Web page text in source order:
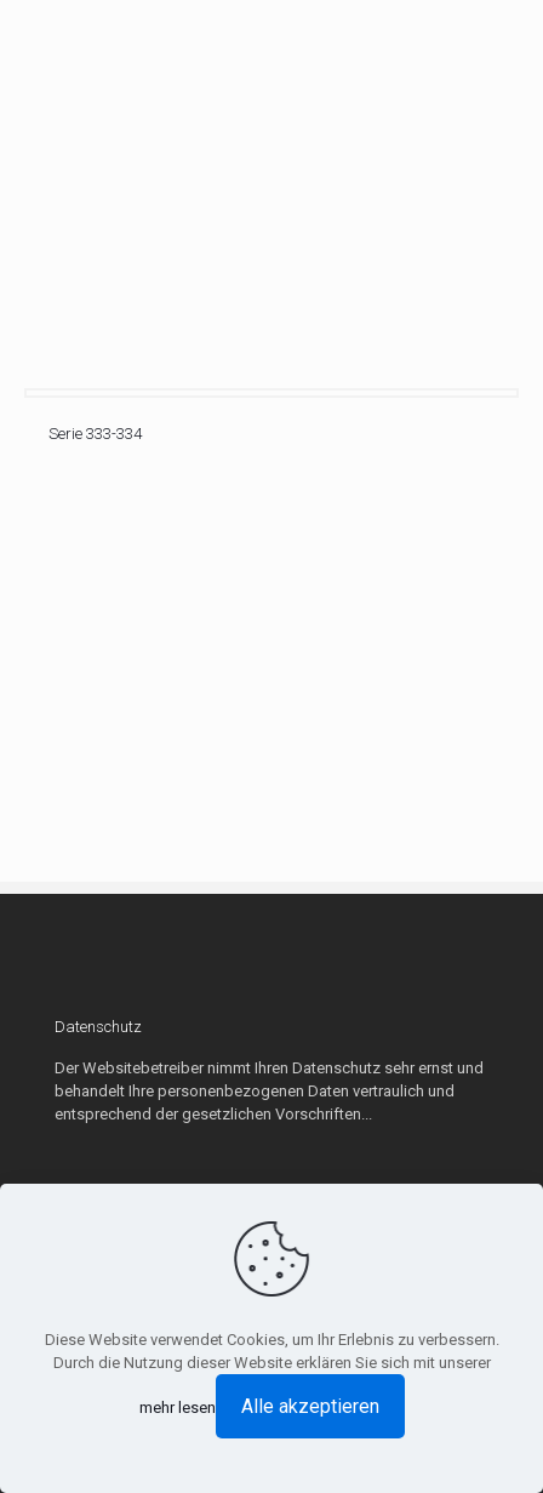
Serie 333-334
Datenschutz
Der Websitebetreiber nimmt Ihren Datenschutz sehr ernst und
behandelt Ihre personenbezogenen Daten vertraulich und
entsprechend der gesetzlichen Vorschriften...
94481 Grafenau, Schlag 42
info@tst-de.com
NEU: Kupplung mit H4-Sicherung
Diese Website verwendet Cookies, um Ihr Erlebnis zu verbessern.
Durch die Nutzung dieser Website erklären Sie sich mit unserer
mehr lesen Alle akzeptieren